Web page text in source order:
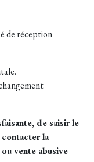
de réception
de saisir le
la
vente abusive